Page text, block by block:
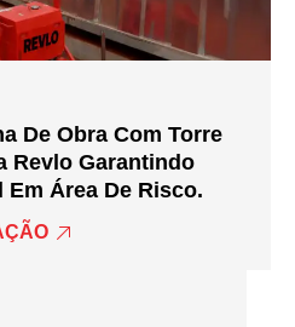
De Obra Com Torre
Revlo Garantindo
Área De Risco.